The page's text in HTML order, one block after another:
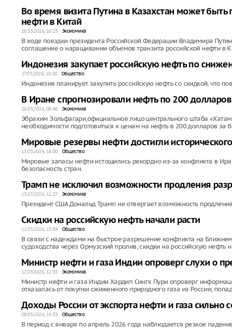
Во время визита Путина в Казахстан может быть
нефти в Китай
28.05.2026, 10:25 Экономика
В ходе поездки президента Российской Федерации Владимира
соглашение о наращивании объемов транзита российской нефти в
Индонезия закупает российскую нефть по
27.05.2026, 10:30 Общество
Индонезия планирует закупить российскую нефть со скидкой, что
В Иране спрогнозировали нефть по 200
26.05.2026, 08:46 Экономика
Эбрахим Зольфагари,официальное лицо центрального штаба
необходимости подготовиться к ценам на нефть в 200 долларов за
Мировые резервы нефти достигли
13.05.2026, 18:00 Общество
Мировые запасы нефти истощились рекордно из-за конфликта в
безопасность стран.
Трамп не исключил возможности продления
13.05.2026, 11:27 Экономика
Президент США Дональд Трамп не отвергает возможность
Скидки на российскую нефть начали расти
12.05.2026, 15:04 Общество
В связи с надеждами на быстрое разрешение конфликта на
судоходства через Ормузский пролив, скидки на российскую нефть
Министр нефти и газа Индии опроверг слухи о
12.05.2026, 12:35 Экономика
Министр нефти и газа Индии Хардип Сингх Пури опроверг
отказалась от покупки сжиженного природного газа из России,
Доходы России от экспорта нефти и газа сильно
08.05.2026, 14:33 Общество
В период с января по апрель 2026 года наблюдается резкое